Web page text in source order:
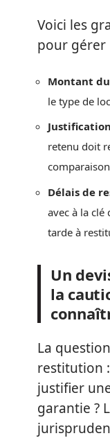
Voici les
pour gérer
Montant
le type de
retenu doit
Délais de
avec à la
tarde à
Un
la
La
restitution
justifier
garantie ?